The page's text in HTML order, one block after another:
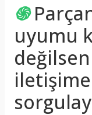
֍
uyumu